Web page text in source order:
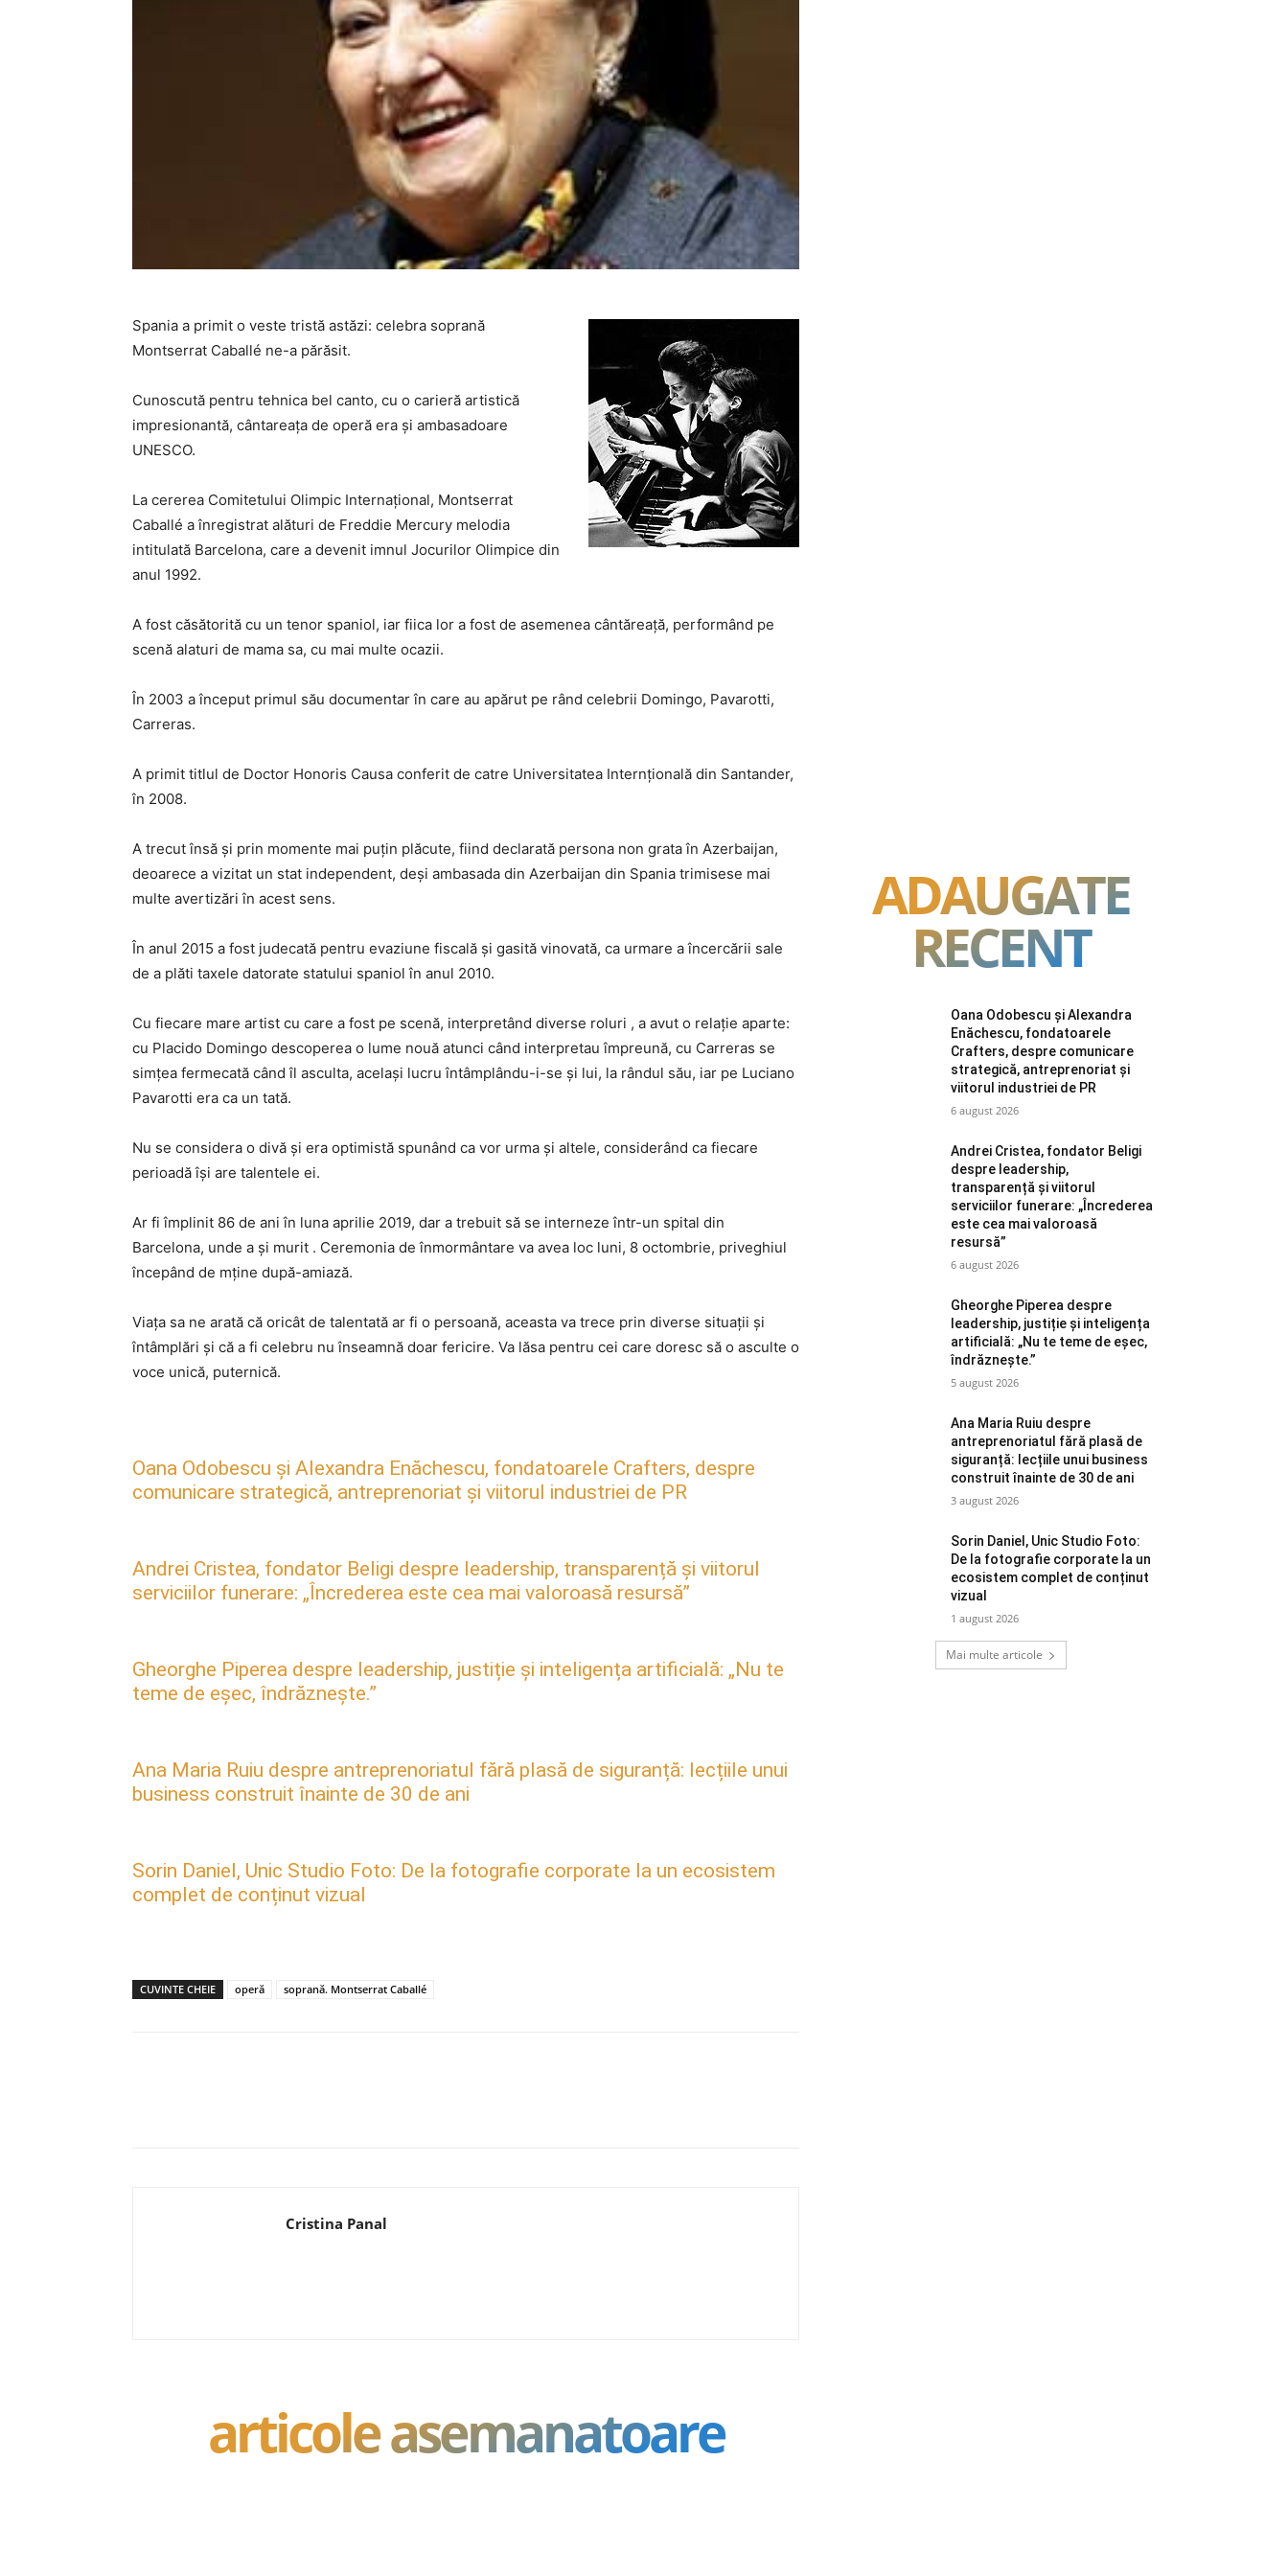
Spania a primit o veste tristă astăzi: celebra soprană
Montserrat Caballé ne-a părăsit.
Cunoscută pentru tehnica bel canto, cu o carieră artistică
impresionantă, cântareaţa de operă era şi ambasadoare
UNESCO.
La cererea Comitetului Olimpic Internaţional, Montserrat
Caballé a înregistrat alături de Freddie Mercury melodia
intitulată Barcelona, care a devenit imnul Jocurilor Olimpice din
anul 1992.
A fost căsătorită cu un tenor spaniol, iar fiica lor a fost de asemenea cântăreaţă, performând pe
scenă alaturi de mama sa, cu mai multe ocazii.
În 2003 a început primul său documentar în care au apărut pe rând celebrii Domingo, Pavarotti,
Carreras.
A primit titlul de Doctor Honoris Causa conferit de catre Universitatea Internţională din Santander,
în 2008.
A trecut însă şi prin momente mai puţin plăcute, fiind declarată persona non grata în Azerbaijan,
deoarece a vizitat un stat independent, deşi ambasada din Azerbaijan din Spania trimisese mai
multe avertizări în acest sens.
În anul 2015 a fost judecată pentru evaziune fiscală şi gasită vinovată, ca urmare a încercării sale
de a plăti taxele datorate statului spaniol în anul 2010.
Cu fiecare mare artist cu care a fost pe scenă, interpretând diverse roluri , a avut o relaţie aparte:
cu Placido Domingo descoperea o lume nouă atunci când interpretau împreună, cu Carreras se
simţea fermecată când îl asculta, acelaşi lucru întâmplându-i-se şi lui, la rândul său, iar pe Luciano
Pavarotti era ca un tată.
Nu se considera o divă şi era optimistă spunând ca vor urma şi altele, considerând ca fiecare
perioadă îşi are talentele ei.
Ar fi împlinit 86 de ani în luna aprilie 2019, dar a trebuit să se interneze într-un spital din
Barcelona, unde a şi murit . Ceremonia de înmormântare va avea loc luni, 8 octombrie, priveghiul
începând de mţine după-amiază.
Viaţa sa ne arată că oricât de talentată ar fi o persoană, aceasta va trece prin diverse situaţii şi
întâmplări şi că a fi celebru nu înseamnă doar fericire. Va lăsa pentru cei care doresc să o asculte o
voce unică, puternică.
Oana Odobescu și Alexandra Enăchescu, fondatoarele Crafters, despre
comunicare strategică, antreprenoriat și viitorul industriei de PR
Andrei Cristea, fondator Beligi despre leadership, transparență și viitorul
serviciilor funerare: „Încrederea este cea mai valoroasă resursă”
Gheorghe Piperea despre leadership, justiție și inteligența artificială: „Nu te
teme de eșec, îndrăznește.”
Ana Maria Ruiu despre antreprenoriatul fără plasă de siguranță: lecțiile unui
business construit înainte de 30 de ani
Sorin Daniel, Unic Studio Foto: De la fotografie corporate la un ecosistem
complet de conținut vizual
CUVINTE CHEIE operă soprană. Montserrat Caballé
Cristina Panal
articole asemanatoare
ADAUGATE
RECENT
Oana Odobescu și Alexandra
Enăchescu, fondatoarele
Crafters, despre comunicare
strategică, antreprenoriat și
viitorul industriei de PR
6 august 2026
Andrei Cristea, fondator Beligi
despre leadership,
transparență și viitorul
serviciilor funerare: „Încrederea
este cea mai valoroasă
resursă”
6 august 2026
Gheorghe Piperea despre
leadership, justiție și inteligența
artificială: „Nu te teme de eșec,
îndrăznește.”
5 august 2026
Ana Maria Ruiu despre
antreprenoriatul fără plasă de
siguranță: lecțiile unui business
construit înainte de 30 de ani
3 august 2026
Sorin Daniel, Unic Studio Foto:
De la fotografie corporate la un
ecosistem complet de conținut
vizual
1 august 2026
Mai multe articole